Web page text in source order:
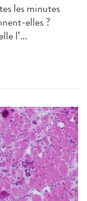
les minutes
elles ?
l’...